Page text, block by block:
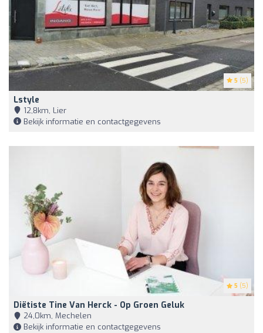
5 (5)
Lstyle
12,8km, Lier
Bekijk informatie en contactgegevens
5 (5)
Diëtiste Tine Van Herck - Op Groen Geluk
24,0km, Mechelen
Bekijk informatie en contactgegevens